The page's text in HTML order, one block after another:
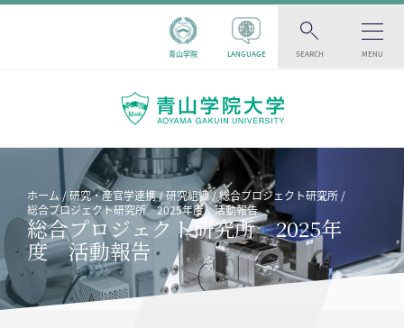
青山学院 LANGUAGE SEARCH MENU
ホーム 研究・産官学連携 研究組織
総合プロジェクト研究所
総合プロジェクト研究所 2025年度 活動報告
総合プロジェクト研究所 2025年
度 活動報告